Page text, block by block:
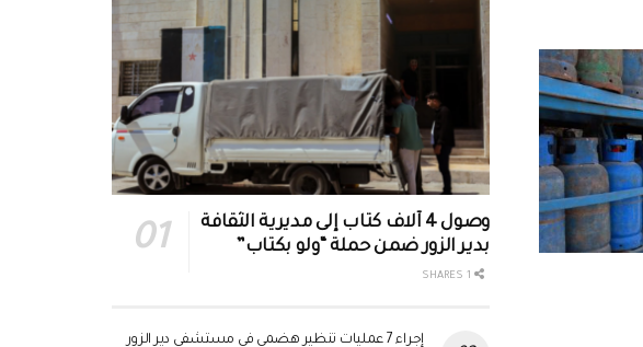
وصول 4 آلاف كتاب إلى مديرية الثقافة
بدير الزور ضمن حملة “ولو بكتاب”
إجراء 7 عمليات تنظير هضمي في مستشفى دير الزور